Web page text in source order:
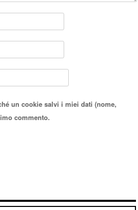
un cookie salvi i miei dati (nome,
commento.